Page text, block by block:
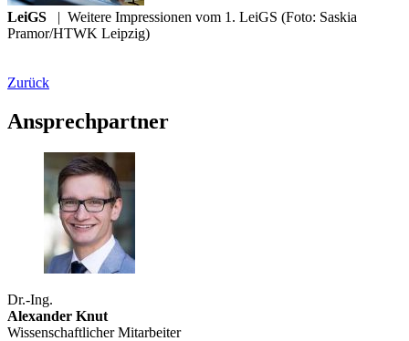
LeiGS | Weitere Impressionen vom 1. LeiGS (Foto: Saskia
Pramor/HTWK Leipzig)
Zurück
Ansprechpartner
Dr.-Ing.
Alexander Knut
Wissenschaftlicher Mitarbeiter